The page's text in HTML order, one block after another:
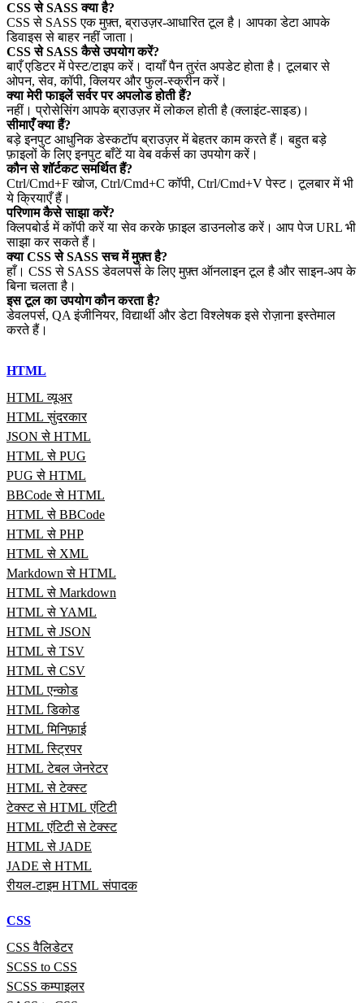
CSS से SASS क्या है?
CSS से SASS एक मुफ़्त, ब्राउज़र‑आधारित टूल है। आपका डेटा आपके
डिवाइस से बाहर नहीं जाता।
CSS से SASS कैसे उपयोग करें?
बाएँ एडिटर में पेस्ट/टाइप करें। दायाँ पैन तुरंत अपडेट होता है। टूलबार से
ओपन, सेव, कॉपी, क्लियर और फुल‑स्क्रीन करें।
क्या मेरी फाइलें सर्वर पर अपलोड होती हैं?
नहीं। प्रोसेसिंग आपके ब्राउज़र में लोकल होती है (क्लाइंट‑साइड)।
सीमाएँ क्या हैं?
बड़े इनपुट आधुनिक डेस्कटॉप ब्राउज़र में बेहतर काम करते हैं। बहुत बड़े
फ़ाइलों के लिए इनपुट बाँटें या वेब वर्कर्स का उपयोग करें।
कौन से शॉर्टकट समर्थित हैं?
Ctrl/Cmd+F खोज, Ctrl/Cmd+C कॉपी, Ctrl/Cmd+V पेस्ट। टूलबार में भी
ये क्रियाएँ हैं।
परिणाम कैसे साझा करें?
क्लिपबोर्ड में कॉपी करें या सेव करके फ़ाइल डाउनलोड करें। आप पेज URL भी
साझा कर सकते हैं।
क्या CSS से SASS सच में मुफ़्त है?
हाँ। CSS से SASS डेवलपर्स के लिए मुफ़्त ऑनलाइन टूल है और साइन‑अप के
बिना चलता है।
इस टूल का उपयोग कौन करता है?
डेवलपर्स, QA इंजीनियर, विद्यार्थी और डेटा विश्लेषक इसे रोज़ाना इस्तेमाल
करते हैं।
HTML
HTML व्यूअर
HTML सुंदरकार
JSON से HTML
HTML से PUG
PUG से HTML
BBCode से HTML
HTML से BBCode
HTML से PHP
HTML से XML
Markdown से HTML
HTML से Markdown
HTML से YAML
HTML से JSON
HTML से TSV
HTML से CSV
HTML एन्कोड
HTML डिकोड
HTML मिनिफ़ाई
HTML स्ट्रिपर
HTML टेबल जेनरेटर
HTML से टेक्स्ट
टेक्स्ट से HTML एंटिटी
HTML एंटिटी से टेक्स्ट
HTML से JADE
JADE से HTML
रीयल‑टाइम HTML संपादक
CSS
CSS वैलिडेटर
SCSS to CSS
SCSS कम्पाइलर